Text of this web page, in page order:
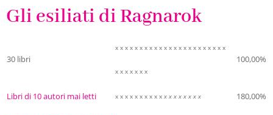
Gli esiliati di Ragnarok
30 libri
x x x x x x x x x x x x x x x x x x x x x x x
x x x x x x x
100,00%
Libri di 10 autori mai letti x x x x x x x x x x x x x x x x x x 180,00%